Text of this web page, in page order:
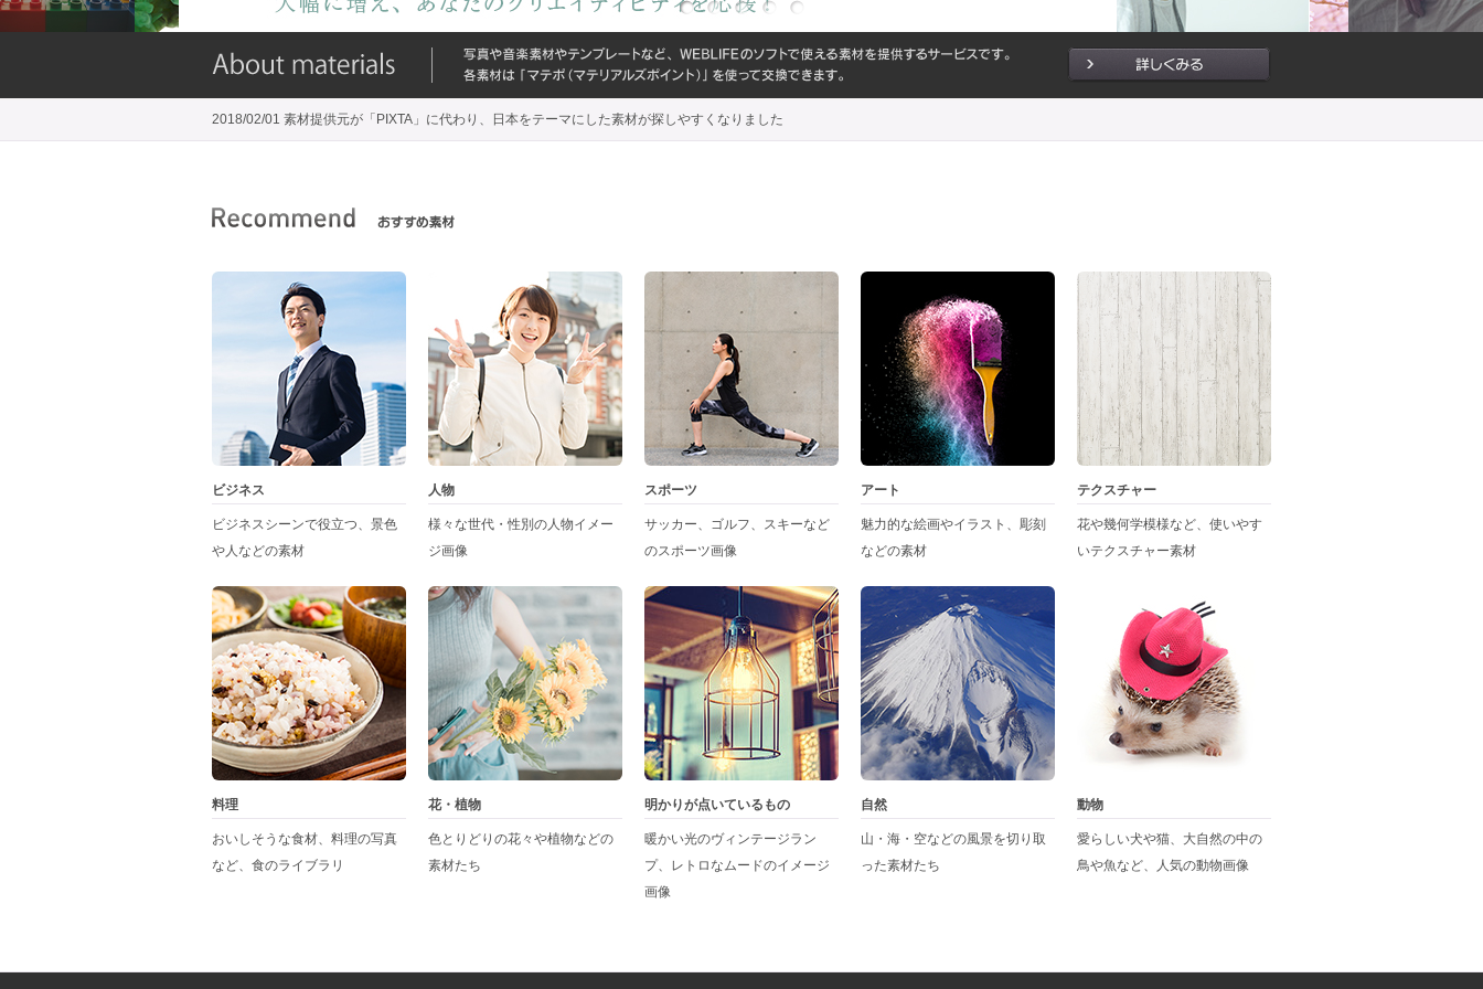
2018/02/01 素材提供元が「PIXTA」に代わり、日本をテーマにした素材が探しやすくなりました
ビジネス
ビジネスシーンで役立つ、景色
や人などの素材
人物
様々な世代・性別の人物イメー
ジ画像
スポーツ
サッカー、ゴルフ、スキーなど
のスポーツ画像
アート
魅力的な絵画やイラスト、彫刻
などの素材
テクスチャー
花や幾何学模様など、使いやす
いテクスチャー素材
料理
おいしそうな食材、料理の写真
など、食のライブラリ
花・植物
色とりどりの花々や植物などの
素材たち
明かりが点いているもの
暖かい光のヴィンテージラン
プ、レトロなムードのイメージ
画像
自然
山・海・空などの風景を切り取
った素材たち
動物
愛らしい犬や猫、大自然の中の
鳥や魚など、人気の動物画像